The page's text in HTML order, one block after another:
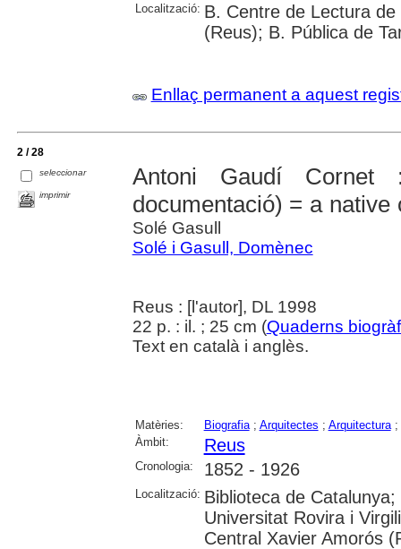
Localització: B. Centre de Lectura
(Reus); B. Pública de
Enllaç permanent a aquest
2 / 28
seleccionar
imprimir
Antoni Gaudí
documentació) = a
Solé Gasull
Solé i Gasull, Domènec
Reus : [l'autor], DL 1998
22 p. : il. ; 25 cm (Quaderns
Text en català i anglès.
Matèries: Biografia; Arquitectes ; Arquitectura;
Àmbit:
Reus
Cronologia: 1852 - 1926
Localització: Biblioteca de
Universitat Rovira i
Central Xavier Amorós